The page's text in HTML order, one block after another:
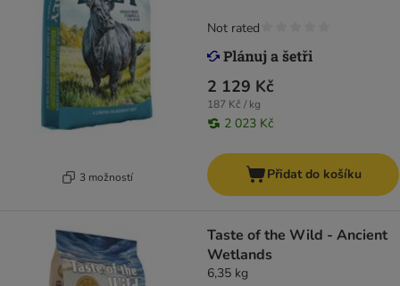
3 možností
2 129 Kč
187 Kč / kg
2 023 Kč
Not rated
Přidat do košíku
Taste of the Wild - Ancient
Wetlands
6,35 kg